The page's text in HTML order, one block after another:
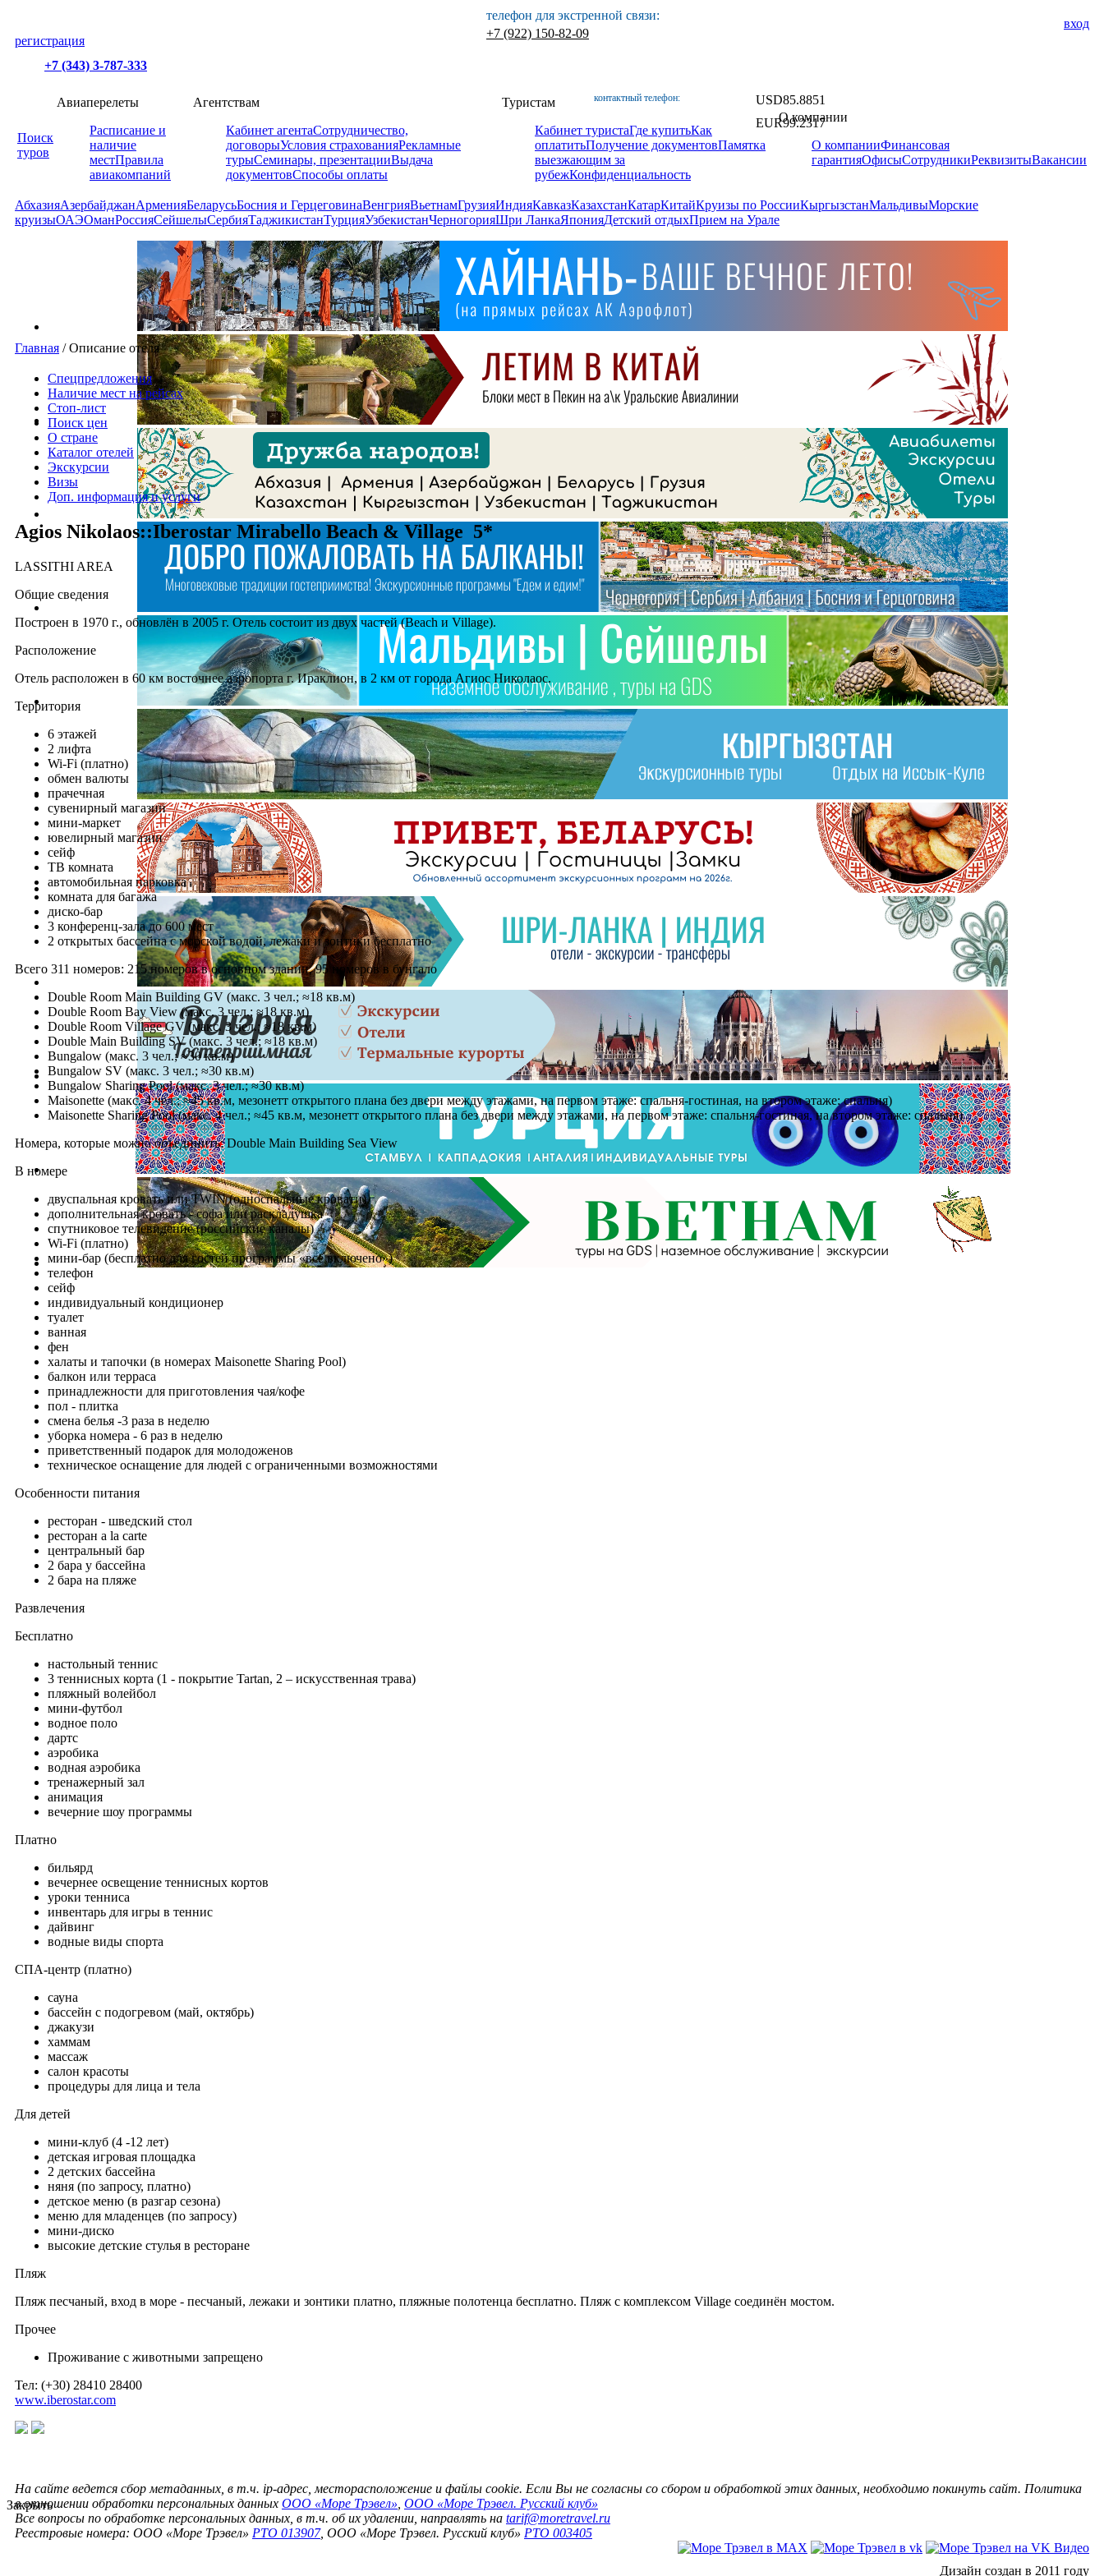
вход
регистрация
+7 (343) 3-787-333
телефон для экстренной связи:
+7 (922) 150-82-09
контактный телефон: USD85.8851
EUR99.2317
Поиск
туров
Авиаперелеты
Расписание и
наличие
местПравила
авиакомпаний
Агентствам
Кабинет агентаСотрудничество,
договорыУсловия страхованияРекламные
турыСеминары, презентацииВыдача
документовСпособы оплаты
Туристам
Кабинет туристаГде купитьКак
оплатитьПолучение документовПамятка
выезжающим за
рубежКонфиденциальность
О компании
О компанииФинансовая
гарантияОфисыСотрудникиРеквизитыВакансии
АбхазияАзербайджанАрменияБеларусьБосния и ГерцеговинаВенгрияВьетнамГрузияИндияКавказКазахстанКатарКитайКруизы по РоссииКыргызстанМальдивыМорские
круизыОАЭОманРоссияСейшелыСербияТаджикистанТурцияУзбекистанЧерногорияШри ЛанкаЯпонияДетский отдыхПрием на Урале
Главная /Описание отеля
Спецпредложения
Наличие мест на рейсах
Стоп-лист
Поиск цен
О стране
Каталог отелей
Экскурсии
Визы
Доп. информация и услуги
Agios Nikolaos::Iberostar Mirabello Beach & Village 5*
LASSITHI AREA
Общие сведения
Построен в 1970 г., обновлён в 2005 г. Отель состоит из двух частей (Beach и Village).
Расположение
Отель расположен в 60 км восточнее аэропорта г. Ираклион, в 2 км от города Агиос Николаос.
Территория
6 этажей
2 лифта
Wi-Fi (платно)
обмен валюты
прачечная
сувенирный магазин
мини-маркет
ювелирный магазин
сейф
ТВ комната
автомобильная парковка
комната для багажа
диско-бар
3 конференц-зала до 600 мест
2 открытых бассейна с морской водой, лежаки и зонтики бесплатно
Всего 311 номеров: 215 номеров в основном здании, 95 номеров в бунгало
Double Room Main Building GV (макс. 3 чел.; ≈18 кв.м)
Double Room Bay View (макс. 3 чел.; ≈18 кв.м)
Double Room Village GV (макс. 3 чел.; ≈18 кв.м)
Double Main Building SV (макс. 3 чел.; ≈18 кв.м)
Bungalow (макс. 3 чел.; ≈30 кв.м)
Bungalow SV (макс. 3 чел.; ≈30 кв.м)
Bungalow Sharing Pool (макс. 3 чел.; ≈30 кв.м)
Maisonette (макс. 4 чел.; ≈45 кв.м, мезонетт открытого плана без двери между этажами, на первом этаже: спальня-гостиная, на втором этаже: спальня)
Maisonette Sharing Pool (макс. 4 чел.; ≈45 кв.м, мезонетт открытого плана без двери между этажами, на первом этаже: спальня-гостиная, на втором этаже: спальня)
Номера, которые можно объединить: Double Main Building Sea View
В номере
двуспальная кровать или TWIN (односпальные кровати)
дополнительная кровать - софа или раскладушка
спутниковое телевидение (российские каналы)
Wi-Fi (платно)
мини-бар (бесплатно для гостей программы «всё включено»)
телефон
сейф
индивидуальный кондиционер
туалет
ванная
фен
халаты и тапочки (в номерах Maisonette Sharing Pool)
балкон или терраса
принадлежности для приготовления чая/кофе
пол - плитка
смена белья -3 раза в неделю
уборка номера - 6 раз в неделю
приветственный подарок для молодоженов
техническое оснащение для людей с ограниченными возможностями
Особенности питания
ресторан - шведский стол
ресторан a la carte
центральный бар
2 бара у бассейна
2 бара на пляже
Развлечения
Бесплатно
настольный теннис
3 теннисных корта (1 - покрытие Tartan, 2 – искусственная трава)
пляжный волейбол
мини-футбол
водное поло
дартс
аэробика
водная аэробика
тренажерный зал
анимация
вечерние шоу программы
Платно
бильярд
вечернее освещение теннисных кортов
уроки тенниса
инвентарь для игры в теннис
дайвинг
водные виды спорта
СПА-центр (платно)
сауна
бассейн с подогревом (май, октябрь)
джакузи
хаммам
массаж
салон красоты
процедуры для лица и тела
Для детей
мини-клуб (4 -12 лет)
детская игровая площадка
2 детских бассейна
няня (по запросу, платно)
детское меню (в разгар сезона)
меню для младенцев (по запросу)
мини-диско
высокие детские стулья в ресторане
Пляж
Пляж песчаный, вход в море - песчаный, лежаки и зонтики платно, пляжные полотенца бесплатно. Пляж с комплексом Village соединён мостом.
Прочее
Проживание с животными запрещено
Тел: (+30) 28410 28400
www.iberostar.com
На сайте ведется сбор метаданных, в т.ч. ip-адрес, месторасположение и файлы cookie. Если Вы не согласны со сбором и обработкой этих данных, необходимо покинуть сайт. Политика
в отношении обработки персональных данных ООО «Море Трэвел» ООО «Море Трэвел. Русский клуб»
Все вопросы по обработке персональных данных, в т.ч. об их удалении, направлять на tarif@moretravel.ru
Реестровые номера: ООО «Море Трэвел» РТО 013907, ООО «Море Трэвел. Русский клуб» РТО 003405
Дизайн создан в 2011 году
Закрыть